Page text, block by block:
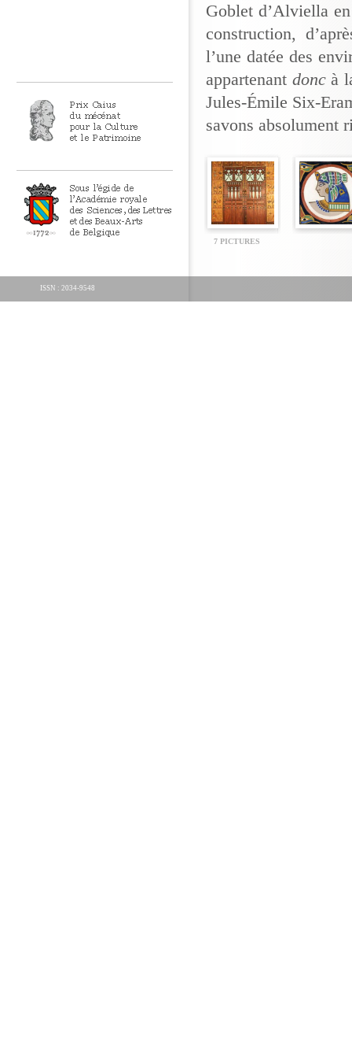
Goblet d’Alviella
construction,
l’une datée des
appartenant doncà
Jules-Émile Six-
savons absolument
7 PICTURES
ISSN : 2034-9548